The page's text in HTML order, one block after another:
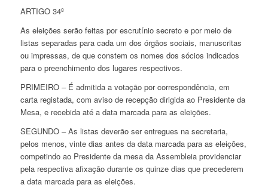
ARTIGO 34º
As eleições serão feitas por escrutínio secreto e por meio de
listas separadas para cada um dos órgãos sociais, manuscritas
ou impressas, de que constem os nomes dos sócios indicados
para o preenchimento dos lugares respectivos.
PRIMEIRO – É admitida a votação por correspondência, em
carta registada, com aviso de recepção dirigida ao Presidente da
Mesa, e recebida até a data marcada para as eleições.
SEGUNDO – As listas deverão ser entregues na secretaria,
pelos menos, vinte dias antes da data marcada para as eleições,
competindo ao Presidente da mesa da Assembleia providenciar
pela respectiva afixação durante os quinze dias que precederem
a data marcada para as eleições.